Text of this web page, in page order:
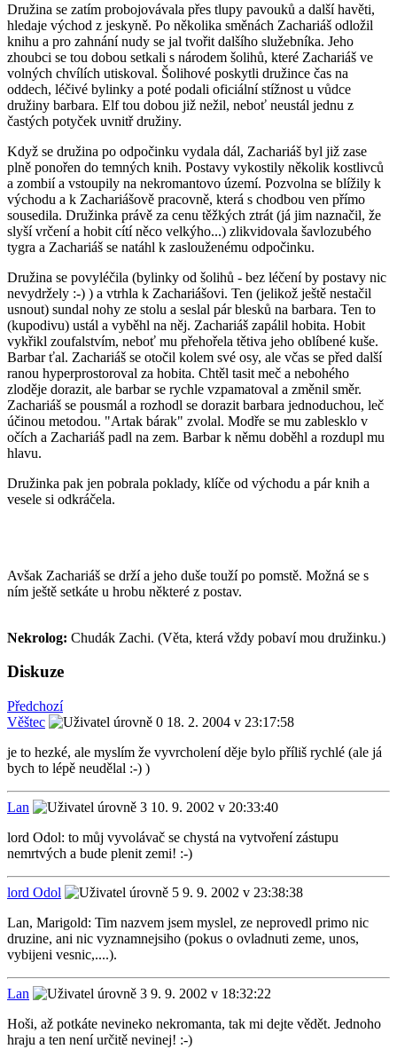
Družina se zatím probojovávala přes tlupy pavouků a další havěti,
hledaje východ z jeskyně. Po několika směnách Zachariáš odložil
knihu a pro zahnání nudy se jal tvořit dalšího služebníka. Jeho
zhoubci se tou dobou setkali s národem šolihů, které Zachariáš ve
volných chvílích utiskoval. Šolihové poskytli družince čas na
oddech, léčivé bylinky a poté podali oficiální stížnost u vůdce
družiny barbara. Elf tou dobou již nežil, neboť neustál jednu z
častých potyček uvnitř družiny.
Když se družina po odpočinku vydala dál, Zachariáš byl již zase
plně ponořen do temných knih. Postavy vykostily několik kostlivců
a zombií a vstoupily na nekromantovo území. Pozvolna se blížily k
východu a k Zachariášově pracovně, která s chodbou ven přímo
sousedila. Družinka právě za cenu těžkých ztrát (já jim naznačil, že
slyší vrčení a hobit cítí něco velkýho...) zlikvidovala šavlozubého
tygra a Zachariáš se natáhl k zaslouženému odpočinku.
Družina se povyléčila (bylinky od šolihů - bez léčení by postavy nic
nevydržely :-) ) a vtrhla k Zachariášovi. Ten (jelikož ještě nestačil
usnout) sundal nohy ze stolu a seslal pár blesků na barbara. Ten to
(kupodivu) ustál a vyběhl na něj. Zachariáš zapálil hobita. Hobit
vykřikl zoufalstvím, neboť mu přehořela tětiva jeho oblíbené kuše.
Barbar ťal. Zachariáš se otočil kolem své osy, ale včas se před další
ranou hyperprostoroval za hobita. Chtěl tasit meč a nebohého
zloděje dorazit, ale barbar se rychle vzpamatoval a změnil směr.
Zachariáš se pousmál a rozhodl se dorazit barbara jednoduchou, leč
účinou metodou. "Artak bárak" zvolal. Modře se mu zablesklo v
očích a Zachariáš padl na zem. Barbar k němu doběhl a rozdupl mu
hlavu.
Družinka pak jen pobrala poklady, klíče od východu a pár knih a
vesele si odkráčela.
Avšak Zachariáš se drží a jeho duše touží po pomstě. Možná se s
ním ještě setkáte u hrobu některé z postav.
Nekrolog: Chudák Zachi. (Věta, která vždy pobaví mou družinku.)
Diskuze
Předchozí
Věštec
18. 2. 2004 v 23:17:58
je to hezké, ale myslím že vyvrcholení děje bylo příliš rychlé (ale já
bych to lépě neudělal :-) )
Lan
10. 9. 2002 v 20:33:40
lord Odol: to můj vyvolávač se chystá na vytvoření zástupu
nemrtvých a bude plenit zemi! :-)
lord Odol
9. 9. 2002 v 23:38:38
Lan, Marigold: Tim nazvem jsem myslel, ze neprovedl primo nic
druzine, ani nic vyznamnejsiho (pokus o ovladnuti zeme, unos,
vybijeni vesnic,....).
Lan
9. 9. 2002 v 18:32:22
Hoši, až potkáte nevineko nekromanta, tak mi dejte vědět. Jednoho
hraju a ten není určitě nevinej! :-)